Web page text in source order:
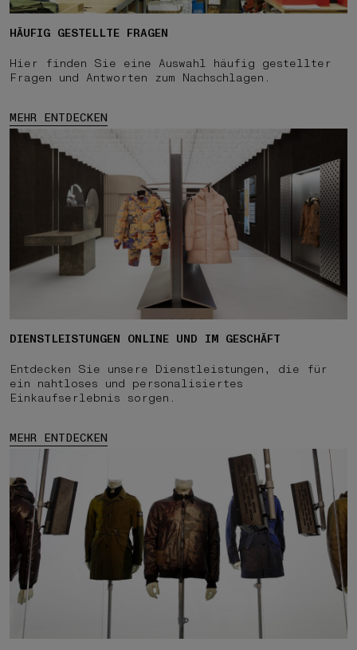
HÄUFIG GESTELLTE FRAGEN
Hier finden Sie eine Auswahl häufig gestellter
Fragen und Antworten zum Nachschlagen.
MEHR ENTDECKEN
DIENSTLEISTUNGEN ONLINE UND IM GESCHÄFT
Entdecken Sie unsere Dienstleistungen, die für
ein nahtloses und personalisiertes
Einkaufserlebnis sorgen.
MEHR ENTDECKEN